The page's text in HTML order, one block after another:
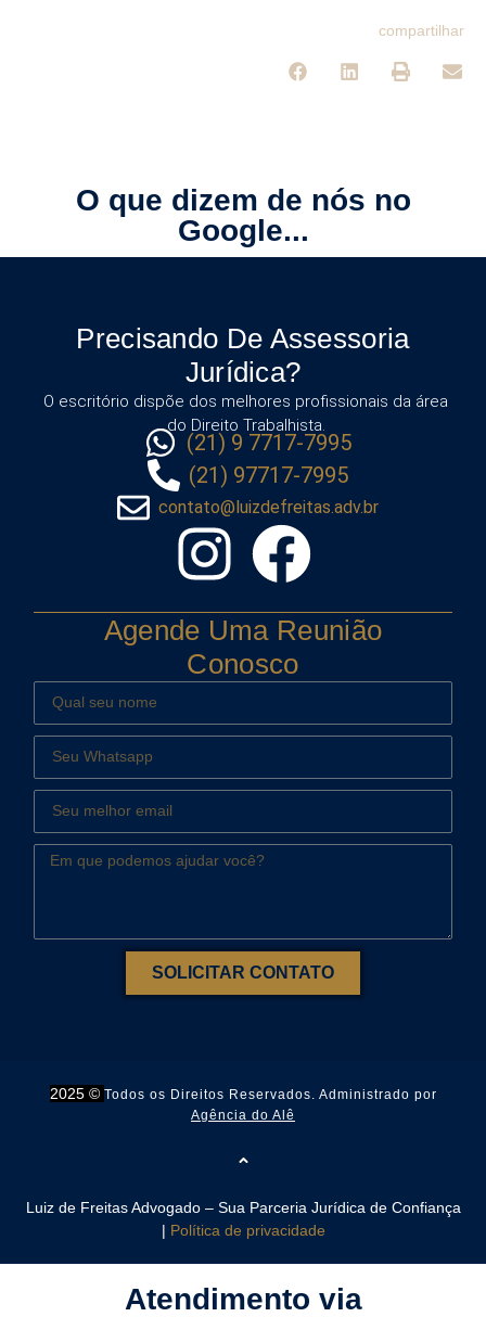
compartilhar
O que dizem de nós no
Google...
Precisando De Assessoria
Jurídica?
O escritório dispõe dos melhores profissionais da área
do Direito Trabalhista.
(21) 9 7717-7995
(21) 97717-7995
contato@luizdefreitas.adv.br
Agende Uma Reunião
Conosco
SOLICITAR CONTATO
2025 © Todos os Direitos Reservados. Administrado por
Agência do Alê
Luiz de Freitas Advogado – Sua Parceria Jurídica de Confiança
| Política de privacidade
Atendimento via